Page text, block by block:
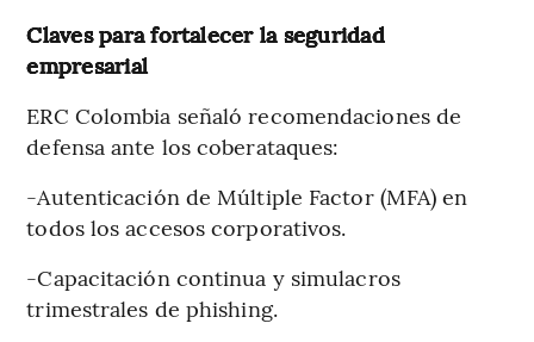
Claves para fortalecer la seguridad
empresarial
ERC Colombia señaló recomendaciones de
defensa ante los coberataques:
-Autenticación de Múltiple Factor (MFA) en
todos los accesos corporativos.
-Capacitación continua y simulacros
trimestrales de phishing.